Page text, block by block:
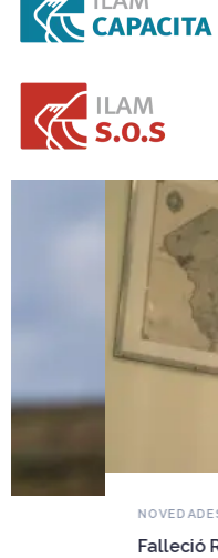
NOVEDADES DEL
Falleció Ramón